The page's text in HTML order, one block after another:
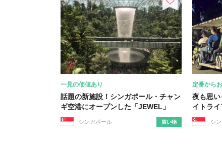
一見の価値あり
話題の新施設！シンガポール・チャン
ギ空港にオープンした「JEWEL」
シンガポール 買い物
定番から
夜も思
イトラ
シ